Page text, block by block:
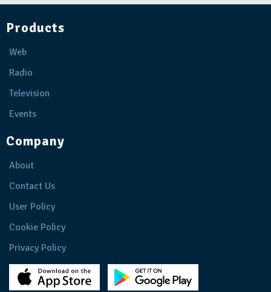
Products
Web
Radio
Television
Events
Company
About
Contact Us
User Policy
Cookie Policy
Privacy Policy